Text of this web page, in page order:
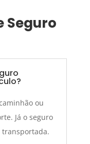
Seguro
ou
Já o seguro
transportada.